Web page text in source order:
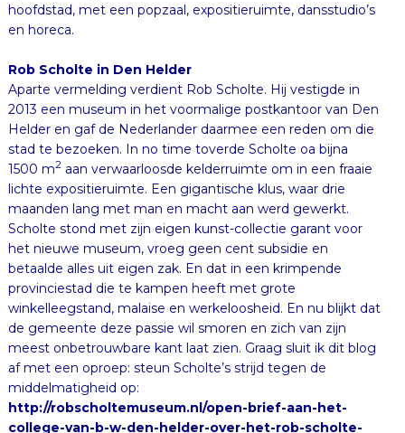
en horeca.
Rob Scholte in Den Helder
Aparte vermelding verdient Rob Scholte. Hij vestigde in
2013 een museum in het voormalige postkantoor van Den
Helder en gaf de Nederlander daarmee een reden om die
stad te bezoeken. In no time toverde Scholte oa bijna
1500 m2aan verwaarloosde kelderruimte om in een fraaie
lichte expositieruimte. Een gigantische klus, waar drie
maanden lang met man en macht aan werd gewerkt.
Scholte stond met zijn eigen kunst-collectie garant voor
het nieuwe museum, vroeg geen cent subsidie en
betaalde alles uit eigen zak. En dat in een krimpende
provinciestad die te kampen heeft met grote
winkelleegstand, malaise en werkeloosheid. En nu blijkt dat
de gemeente deze passie wil smoren en zich van zijn
meest onbetrouwbare kant laat zien. Graag sluit ik dit blog
af met een oproep: steun Scholte’s strijd tegen de
middelmatigheid op:
http://robscholtemuseum.nl/open-brief-aan-het-
college-van-b-w-den-helder-over-het-rob-scholte-